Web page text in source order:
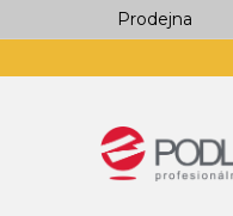
na
Prodejna